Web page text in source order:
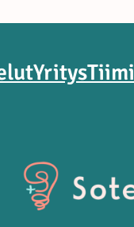
YritysTiimi